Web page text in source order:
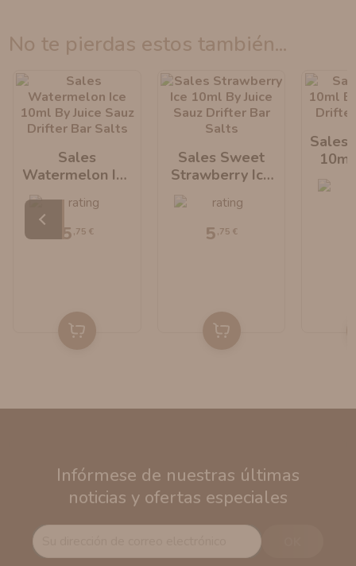
no te pierdas estos también...
Sales
Watermelon Ice
Sauz Drifter Bar
Salts
5 ,75 €
Sales Sweet
Strawberry Ice
Sauz Drifter Bar
Salts
5 ,75 €
Sales
Infórmese de nuestras últimas
noticias y ofertas especiales